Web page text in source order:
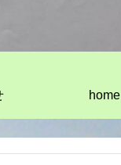
home